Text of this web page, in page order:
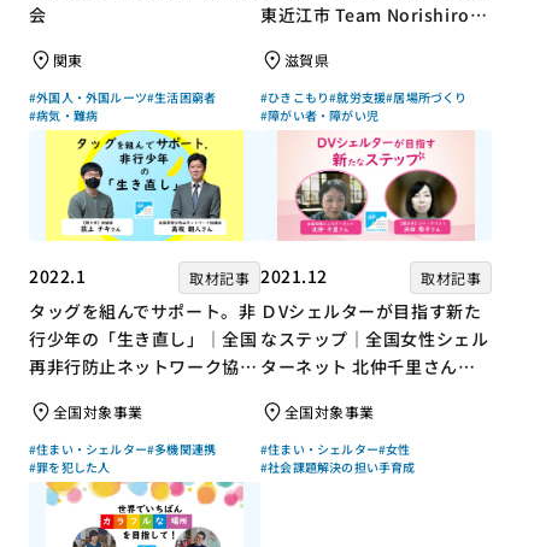
会
関東
#外国人・外国ルーツ#生活困窮者
#病気・難病
東近江市 Team Norishiroの
滋賀県
#ひきこもり#就労支援#居場所づくり
#障がい者・障がい児
2022.1 取材記事
タッグを組んでサポート。非
行少年の「生き直し」｜全国
再非行防止ネットワーク協議
上チキさん【聞き手】
全国対象事業
#住まい・シェルター#多機関連携
#罪を犯した人
2021.12 取材記事
ＤVシェルターが目指す新た
なステップ｜全国女性シェル
ターネット 北仲千里さん×
ん【聞き手】
全国対象事業
#住まい・シェルター#女性
#社会課題解決の担い手育成